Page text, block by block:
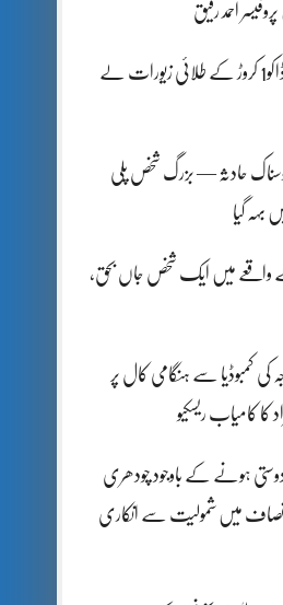
احمد رفیق
کلرسیداں ڈکیتی‘ڈاکو1 کروڑ کے طلائی زیورات لے
حادثہ — بزرگ شخص پلی
بہہ گیا
واقعے میں ایک شخص جاں بحق،
کی کمبوڈیا سے ہنگامی کال پر
ہونے کے باوجود چودھری
میں شمولیت سے انکاری